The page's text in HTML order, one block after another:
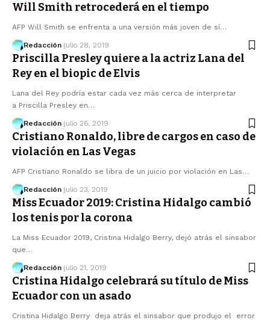
Will Smith retrocederá en el tiempo
AFP Will Smith se enfrenta a una versión más joven de sí…
Redacción julio 28, 2019
Priscilla Presley quiere a la actriz Lana del
Rey en el biopic de Elvis
Lana del Rey podría estar cada vez más cerca de interpretar
a Priscilla Presley en…
Redacción julio 26, 2019
Cristiano Ronaldo, libre de cargos en caso de
violación en Las Vegas
AFP Cristiano Ronaldo se libra de un juicio por violación en Las…
Redacción julio 23, 2019
Miss Ecuador 2019: Cristina Hidalgo cambió
los tenis por la corona
La Miss Ecuador 2019, Cristina Hidalgo Berry, dejó atrás el sinsabor
que…
Redacción julio 21, 2019
Cristina Hidalgo celebrará su título de Miss
Ecuador con un asado
Cristina Hidalgo Berry deja atrás el sinsabor que produjo el error